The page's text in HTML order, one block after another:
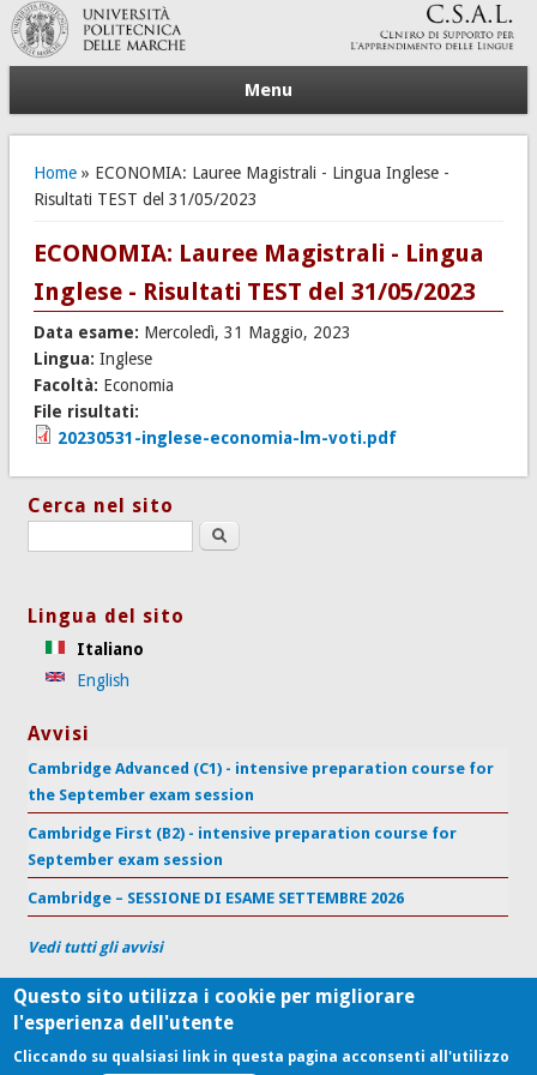
Menu
Tu sei qui
Home» ECONOMIA: Lauree Magistrali - Lingua Inglese -
Risultati TEST del 31/05/2023
ECONOMIA: Lauree Magistrali - Lingua
Inglese - Risultati TEST del 31/05/2023
Data esame: Mercoledì, 31 Maggio, 2023
Lingua: Inglese
Facoltà: Economia
File risultati:
20230531-inglese-economia-lm-voti.pdf
Cerca nel sito
Search this site
Lingua del sito
Italiano
English
Avvisi
Cambridge Advanced (C1) - intensive preparation course for
the September exam session
Cambridge First (B2) - intensive preparation course for
September exam session
Cambridge – SESSIONE DI ESAME SETTEMBRE 2026
Vedi tutti gli avvisi
Centro di Supporto per l'Apprendimento delle Lingue
Università Politecnica delle Marche
Questo sito utilizza i cookie per migliorare
l'esperienza dell'utente
Cliccando su qualsiasi link in questa pagina acconsenti all'utilizzo